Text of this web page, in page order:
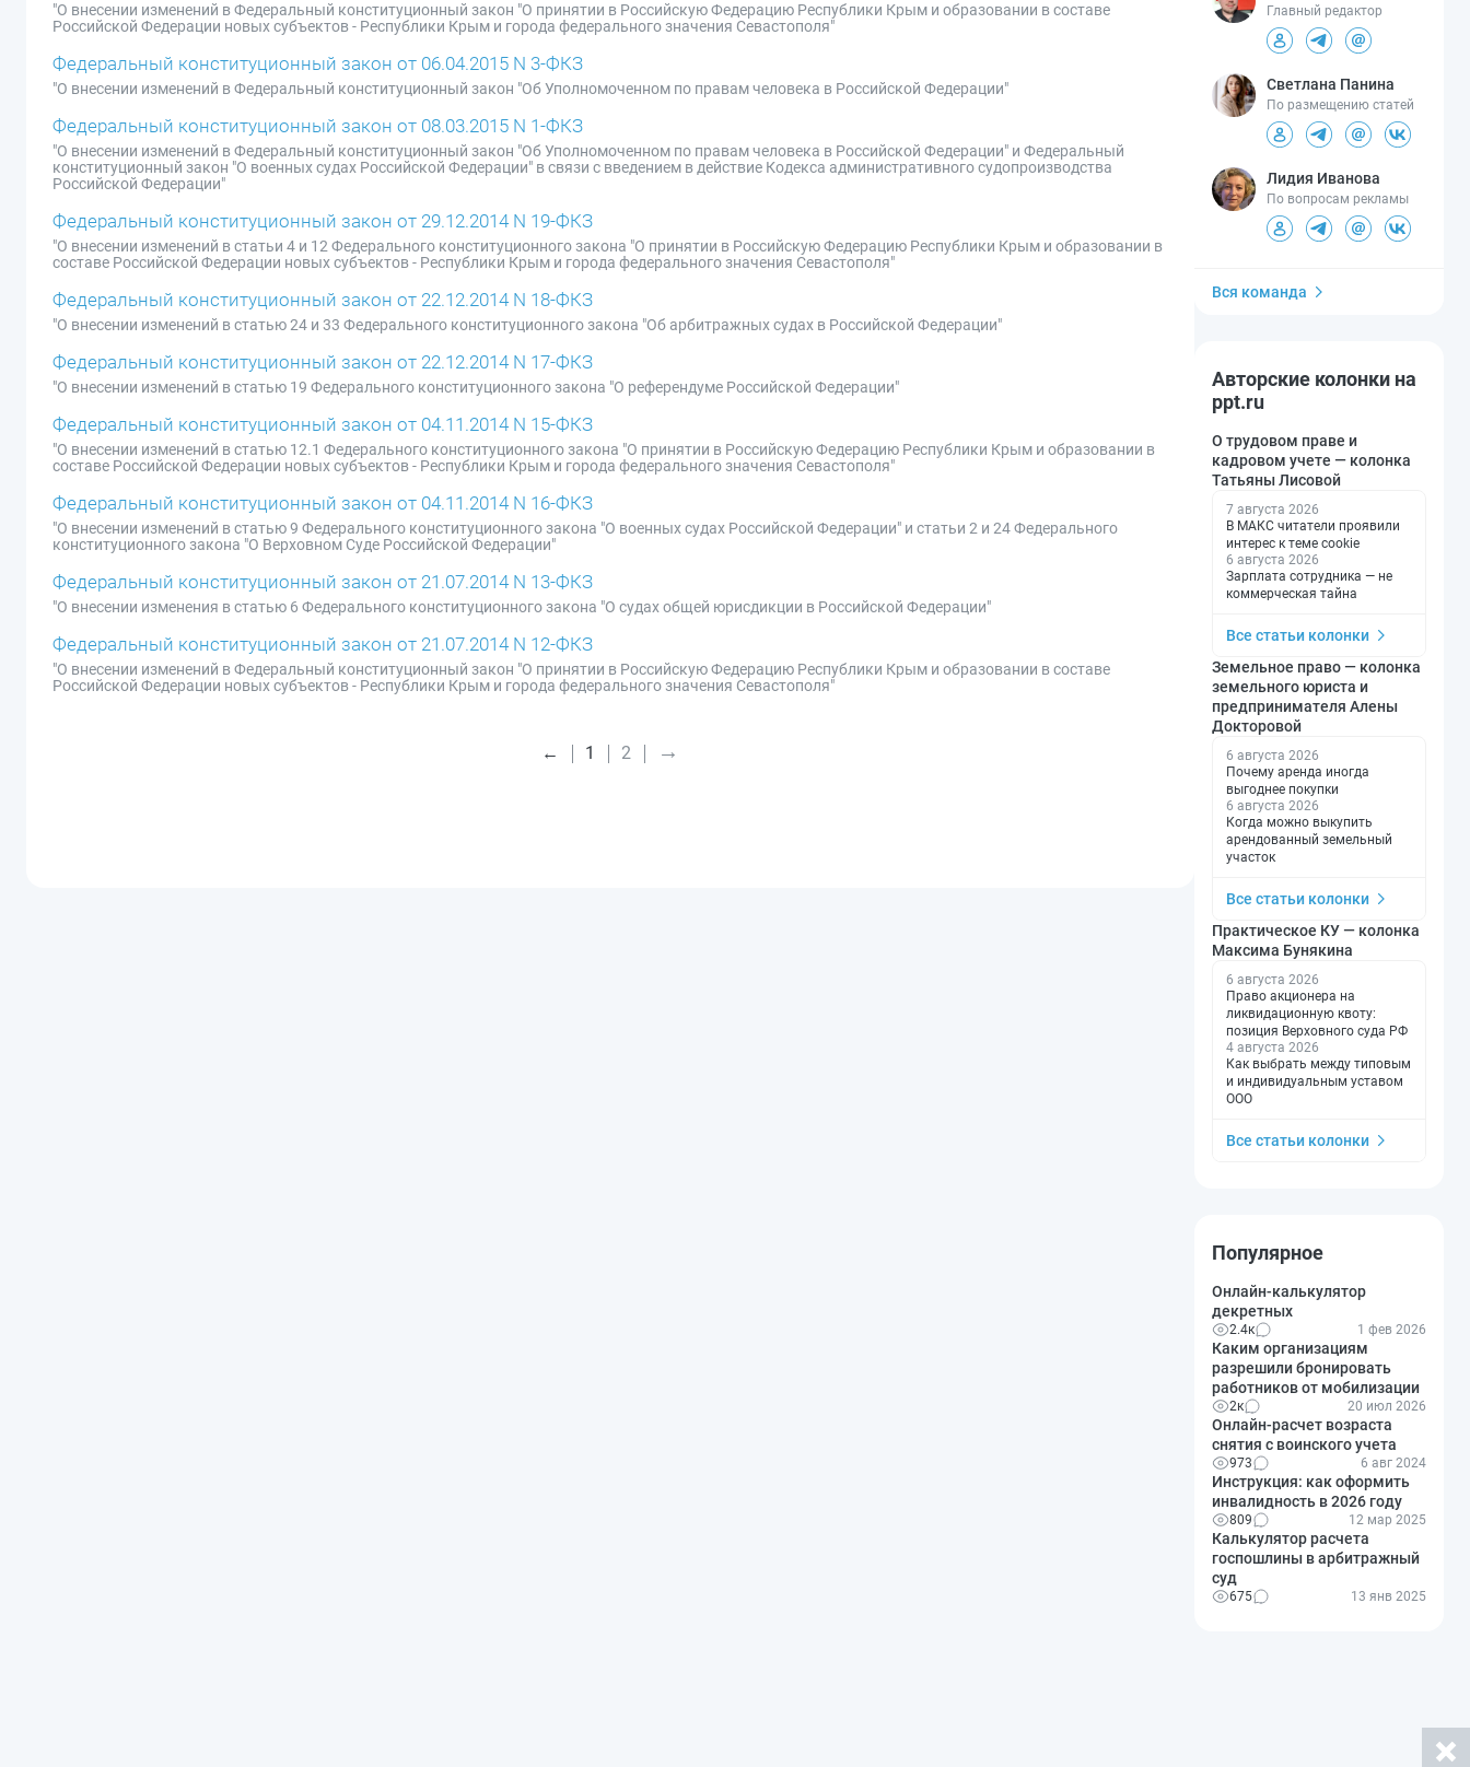
"О внесении изменений в Федеральный конституционный закон "О принятии в Российскую Федерацию Республики Крым и образовании в составе
Российской Федерации новых субъектов - Республики Крым и города федерального значения Севастополя"
Федеральный конституционный закон от 06.04.2015 N 3-ФКЗ
"О внесении изменений в Федеральный конституционный закон "Об Уполномоченном по правам человека в Российской Федерации"
Федеральный конституционный закон от 08.03.2015 N 1-ФКЗ
"О внесении изменений в Федеральный конституционный закон "Об Уполномоченном по правам человека в Российской Федерации" и Федеральный
конституционный закон "О военных судах Российской Федерации" в связи с введением в действие Кодекса административного судопроизводства
Российской Федерации"
Федеральный конституционный закон от 29.12.2014 N 19-ФКЗ
"О внесении изменений в статьи 4 и 12 Федерального конституционного закона "О принятии в Российскую Федерацию Республики Крым и образовании в
составе Российской Федерации новых субъектов - Республики Крым и города федерального значения Севастополя"
Федеральный конституционный закон от 22.12.2014 N 18-ФКЗ
"О внесении изменений в статью 24 и 33 Федерального конституционного закона "Об арбитражных судах в Российской Федерации"
Федеральный конституционный закон от 22.12.2014 N 17-ФКЗ
"О внесении изменений в статью 19 Федерального конституционного закона "О референдуме Российской Федерации"
Федеральный конституционный закон от 04.11.2014 N 15-ФКЗ
"О внесении изменений в статью 12.1 Федерального конституционного закона "О принятии в Российскую Федерацию Республики Крым и образовании в
составе Российской Федерации новых субъектов - Республики Крым и города федерального значения Севастополя"
Федеральный конституционный закон от 04.11.2014 N 16-ФКЗ
"О внесении изменений в статью 9 Федерального конституционного закона "О военных судах Российской Федерации" и статьи 2 и 24 Федерального
конституционного закона "О Верховном Суде Российской Федерации"
Федеральный конституционный закон от 21.07.2014 N 13-ФКЗ
"О внесении изменения в статью 6 Федерального конституционного закона "О судах общей юрисдикции в Российской Федерации"
Федеральный конституционный закон от 21.07.2014 N 12-ФКЗ
"О внесении изменений в Федеральный конституционный закон "О принятии в Российскую Федерацию Республики Крым и образовании в составе
Российской Федерации новых субъектов - Республики Крым и города федерального значения Севастополя"
← 1 2 →
Главный редактор
Светлана Панина
По размещению статей
Лидия Иванова
По вопросам рекламы
Вся команда
Авторские колонки на
ppt.ru
О трудовом праве и
кадровом учете — колонка
Татьяны Лисовой
7 августа 2026
В МАКС читатели проявили
интерес к теме cookie
6 августа 2026
Зарплата сотрудника — не
коммерческая тайна
Все статьи колонки
Земельное право — колонка
земельного юриста и
предпринимателя Алены
Докторовой
6 августа 2026
Почему аренда иногда
выгоднее покупки
6 августа 2026
Когда можно выкупить
арендованный земельный
участок
Все статьи колонки
Практическое КУ — колонка
Максима Бунякина
6 августа 2026
Право акционера на
ликвидационную квоту:
позиция Верховного суда РФ
4 августа 2026
Как выбрать между типовым
и индивидуальным уставом
ООО
Все статьи колонки
Популярное
Онлайн-калькулятор
декретных
2.4к 1 фев 2026
Каким организациям
разрешили бронировать
работников от мобилизации
2к 20 июл 2026
Онлайн-расчет возраста
снятия с воинского учета
973 6 авг 2024
Инструкция: как оформить
инвалидность в 2026 году
809 12 мар 2025
Калькулятор расчета
госпошлины в арбитражный
суд
675 13 янв 2025